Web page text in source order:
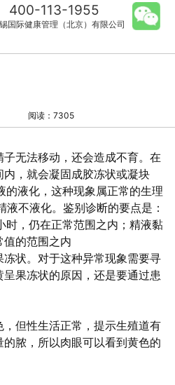
400-113-1955
国际健康管理（北京）有限公司
阅读：7305
无法移动，还会造成不育。在
，就会凝固成胶冻状或凝块
液化，这种现象属正常的生理
不液化。鉴别诊断的要点是：
，仍在正常范围之内；精液黏
的范围之内
状。对于这种异常现象需要寻
果冻状的原因，还是要通过患
但性生活正常，提示生殖道有
脓，所以肉眼可以看到黄色的